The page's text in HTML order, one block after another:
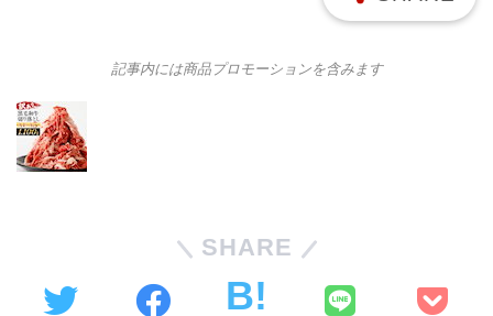
記事内には商品プロモーションを含みます
SHARE